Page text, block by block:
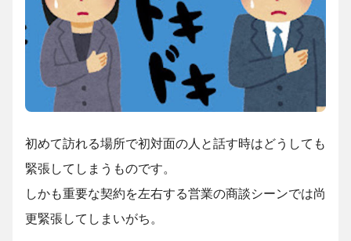
初めて訪れる場所で初対面の人と話す時はどうしても
緊張してしまうものです。
しかも重要な契約を左右する営業の商談シーンでは尚
更緊張してしまいがち。